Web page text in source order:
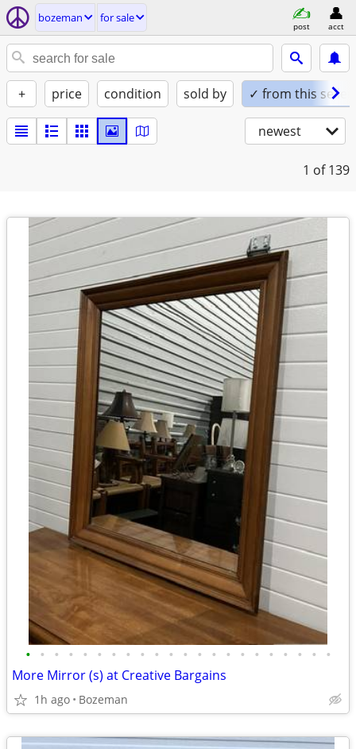
bozeman for sale
post acct
+ price condition sold by ✓ from this seller
newest
1 of 139
• • • • • • • • • • • • • • • • • • • • • •
More Mirror (s) at Creative Bargains
1h ago Bozeman